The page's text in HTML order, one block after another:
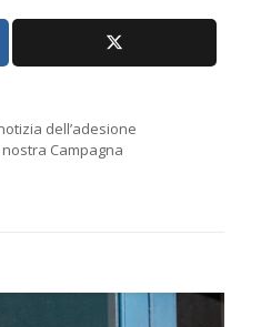
dell’adesione
Campagna